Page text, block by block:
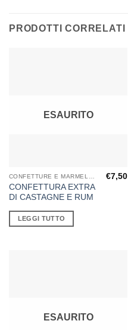
PRODOTTI CORRELATI
ESAURITO
CONFETTURE E MARMELLATE
CONFETTURA EXTRA
DI CASTAGNE E RUM
€7,50
LEGGI TUTTO
ESAURITO